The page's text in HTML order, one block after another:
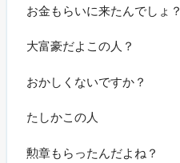
お金もらいに来たんでしょ？
大富豪だよこの人？
おかしくないですか？
たしかこの人
勲章もらったんだよね？